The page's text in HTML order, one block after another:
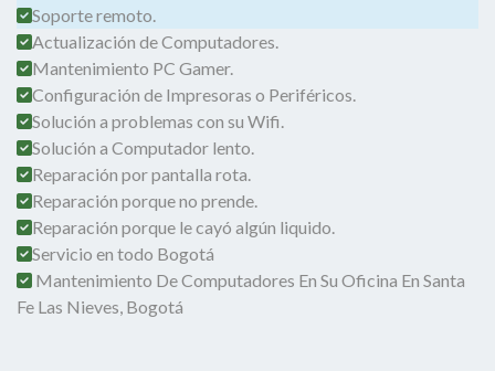
Soporte remoto.
Actualización de Computadores.
Mantenimiento PC Gamer.
Configuración de Impresoras o Periféricos.
Solución a problemas con su Wifi.
Solución a Computador lento.
Reparación por pantalla rota.
Reparación porque no prende.
Reparación porque le cayó algún liquido.
Servicio en todo Bogotá
Mantenimiento De Computadores En Su Oficina En Santa
Fe Las Nieves, Bogotá